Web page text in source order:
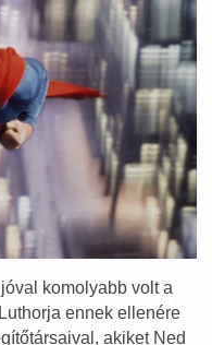
komolyabb volt a
ennek ellenére
akiket Ned